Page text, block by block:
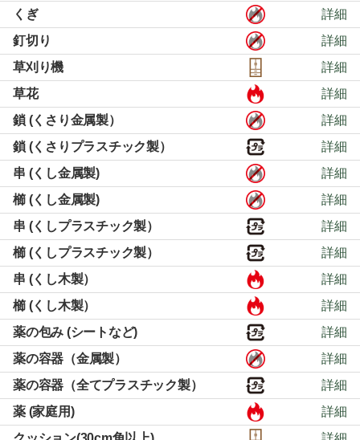
くぎ
詳細
釘切り
詳細
草刈り機
詳細
草花
詳細
鎖 (くさり金属製）
詳細
鎖 (くさりプラスチック製）
詳細
串 (くし金属製)
詳細
櫛 (くし金属製)
詳細
串 (くしプラスチック製）
詳細
櫛 (くしプラスチック製）
詳細
串 (くし木製）
詳細
櫛 (くし木製）
詳細
薬の包み (シートなど)
詳細
薬の容器（金属製）
詳細
薬の容器（全てプラスチック製）
詳細
薬 (家庭用)
詳細